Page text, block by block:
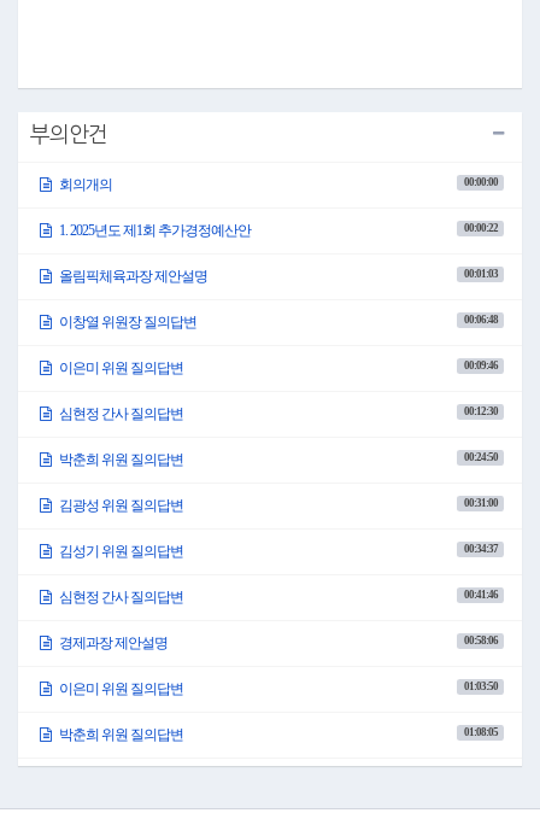
○위원장 이창열: 먼저, 올림픽체육관 소관 예산안을 상정합니다.
박종섭 올림픽체육과장님 나오셔서 예산안에 대해 제안설명하여 주시기 바랍니다.
올림픽체육과 소관 2025년도 제1회 추가경정예산안에 대해 제안설명드리도록 하겠
예산서 223쪽입니다.
36억 3,758만 5,000원을 계상하였습니다.
운영 위탁금으로 6억 5,000만 원을 신규 계상하였습니다. 다음으로 체육진흥회 기정
예산 대비 15억 6,971만 6,000원이 증액된 75억 6,443만 3,000원을 계상하였습니다.
만 원을 신규로 계상하였으며, 직장운동경기부 운영에 동계스포츠팀 퇴직자 발생에
하고 합숙소 운영 집기구입비로 160만 원을 증액 계상하였습니다. 홍보시설 설치에
적위탁사업비로 과목을 변경하였습니다.
인 및 유소년 축구단 지원금으로 8,400만 원을, 체육회 운영지원에 1,200만 원을 신규
계상하였으며, 생활체육육성에 일반 생활체육지도자 활동지원비 7,707만 2,000원을
니다.
지원비 7,000만 원을, 도지사기 탁구대회 지원에 4,000만 원을 각각 신규 계상하였으며,
트 사업에 7억 1,600만 원, 평창군 동계스포츠 대중화 사업 지원비로 3억 700만 원을 각
전나무 숲길 맨발 힐링 트레킹 지원비 2,000만 원을 신규 계상하였습니다.
예산서 226쪽입니다. 스포츠마케팅에 전지훈련팀 유치 지원비로 1억 원을 증액한 3억
원을, 레슬링 상비군 합숙훈련 지원비로 3,000만 원을 증액한 1억 8,000만 원을 편성하
였습니다. 다음은 체육시설의 기정예산 대비 55억 4,260만 원이 증액된 143억 1,965만
3,000원을 계상하였습니다. 세부사업별 설명을 드리면 체육시설 운영에 체육시설 공
부의안건
회의개의 00:00:00
1. 2025년도 제1회 추가경정예산안 00:00:22
올림픽체육과장 제안설명 00:01:03
이창열 위원장 질의답변 00:06:48
이은미 위원 질의답변 00:09:46
심현정 간사 질의답변 00:12:30
박춘희 위원 질의답변 00:24:50
김광성 위원 질의답변 00:31:00
김성기 위원 질의답변 00:34:37
심현정 간사 질의답변 00:41:46
경제과장 제안설명 00:58:06
이은미 위원 질의답변 01:03:50
박춘희 위원 질의답변 01:08:05